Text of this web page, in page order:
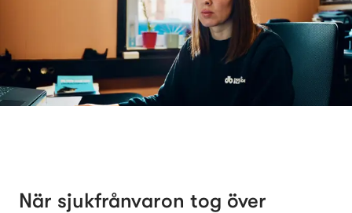
När sjukfrånvaron tog över